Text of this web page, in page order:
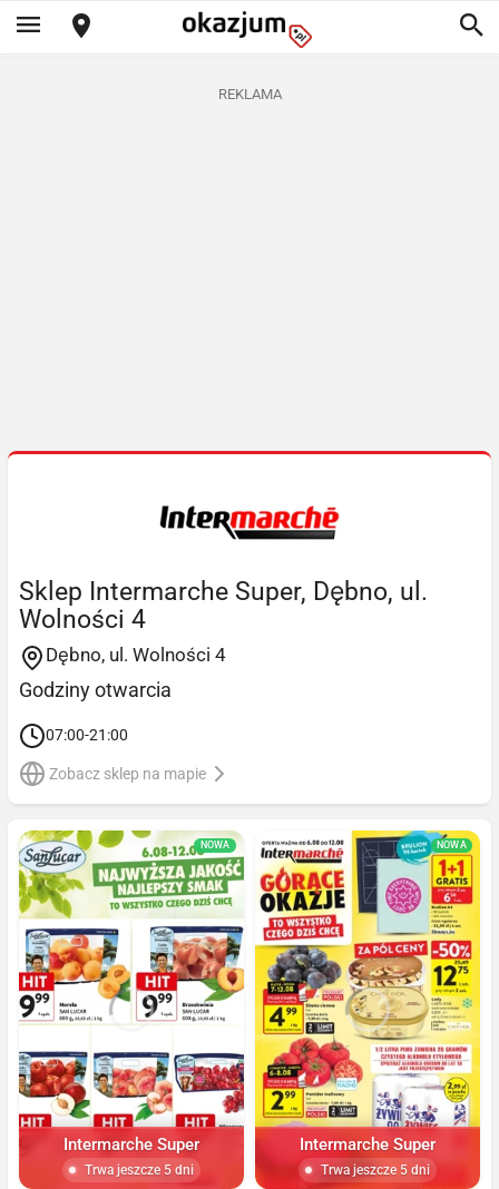
REKLAMA
Sklep Intermarche Super, Dębno, ul.
Wolności 4
Dębno, ul. Wolności 4
Godziny otwarcia
07:00-21:00
Zobacz sklep na mapie
NOWA
Intermarche Super
Trwa jeszcze 5 dni
NOWA
Intermarche Super
Trwa jeszcze 5 dni